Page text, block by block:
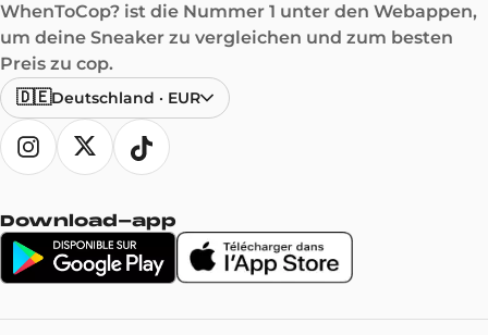
WhenToCop? ist die Nummer 1 unter den Webappen,
um deine Sneaker zu vergleichen und zum besten
Preis zu cop.
🇩🇪Deutschland · EUR
Download-app